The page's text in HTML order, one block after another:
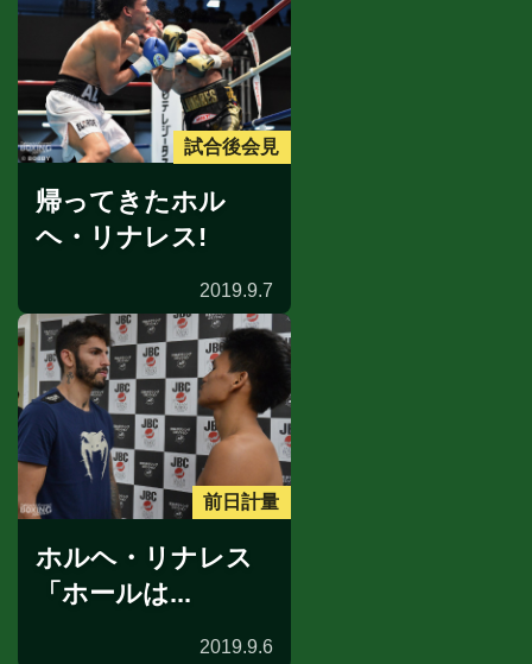
試合後会見
帰ってきたホル
ヘ・リナレス!
2019.9.7
前日計量
ホルヘ・リナレス
「ホールは...
2019.9.6